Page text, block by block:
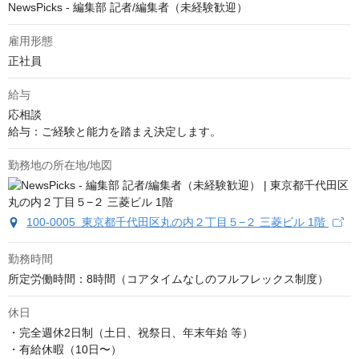
NewsPicks - 編集部 記者/編集者（未経験歓迎）
雇用形態
正社員
給与
応相談
給与：ご経験と能力を踏まえ決定します。
勤務地の所在地/地図
100-0005 東京都千代田区丸の内２丁目５−２ 三菱ビル 1階
勤務時間
所定労働時間：8時間（コアタイムなしのフルフレックス制度）
休日
・完全週休2日制（土日、祝祭日、年末年始 等）
・有給休暇（10日〜）